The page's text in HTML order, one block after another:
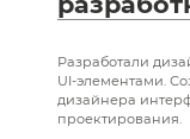
Разработали
UI-элементами.
дизайнера
проектирования.